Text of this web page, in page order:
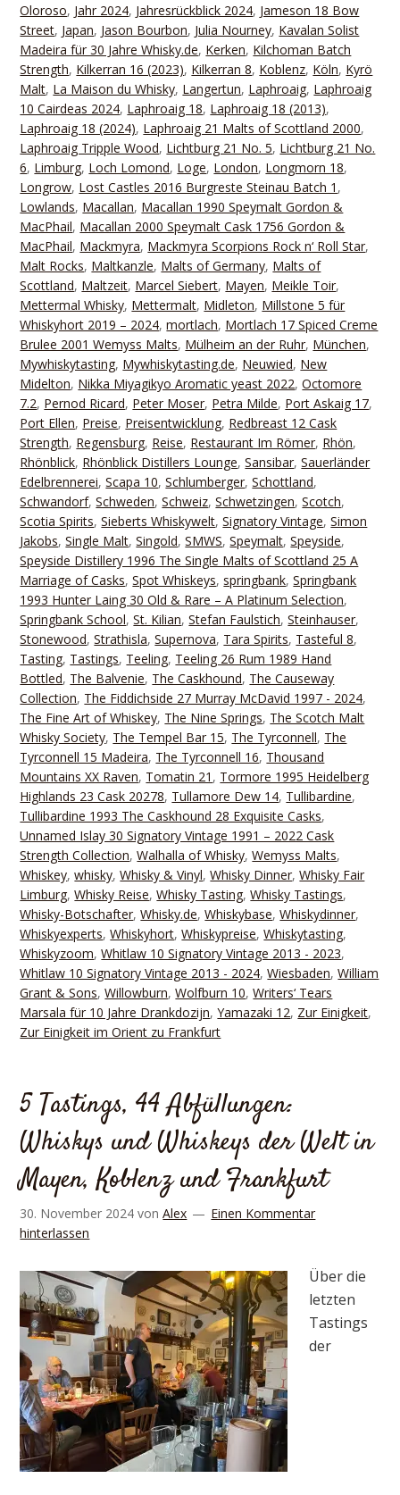
Oloroso, Jahr 2024, Jahresrückblick 2024, Jameson 18 Bow
Street, Japan, Jason Bourbon, Julia Nourney, Kavalan Solist
Madeira für 30 Jahre Whisky.de, Kerken, Kilchoman Batch
Strength, Kilkerran 16 (2023), Kilkerran 8, Koblenz, Köln, Kyrö
Malt, La Maison du Whisky, Langertun, Laphroaig, Laphroaig
10 Cairdeas 2024, Laphroaig 18, Laphroaig 18 (2013),
Laphroaig 18 (2024), Laphroaig 21 Malts of Scottland 2000,
Laphroaig Tripple Wood, Lichtburg 21 No. 5, Lichtburg 21 No.
6, Limburg, Loch Lomond, Loge, London, Longmorn 18,
Longrow, Lost Castles 2016 Burgreste Steinau Batch 1 ,
Lowlands, Macallan, Macallan 1990 Speymalt Gordon &
MacPhail, Macallan 2000 Speymalt Cask 1756 Gordon &
MacPhail, Mackmyra, Mackmyra Scorpions Rock n‘ Roll Star,
Malt Rocks, Maltkanzle, Malts of Germany, Malts of
Scottland, Maltzeit, Marcel Siebert, Mayen, Meikle Toir,
Mettermal Whisky, Mettermalt, Midleton, Millstone 5 für
Whiskyhort 2019 – 2024,mortlach, Mortlach 17 Spiced Creme
Brulee 2001 Wemyss Malts, Mülheim an der Ruhr, München,
Mywhiskytasting, Mywhiskytasting.de, Neuwied, New
Midelton, Nikka Miyagikyo Aromatic yeast 2022,Octomore
7.2, Pernod Ricard, Peter Moser, Petra Milde, Port Askaig 17,
Port Ellen, Preise, Preisentwicklung, Redbreast 12 Cask
Strength, Regensburg, Reise, Restaurant Im Römer, Rhön,
Rhönblick, Rhönblick Distillers Lounge,Sansibar,Sauerländer
Edelbrennerei,Scapa 10,Schlumberger,Schottland,
Schwandorf,Schweden,Schweiz,Schwetzingen,Scotch,
Scotia Spirits,Sieberts Whiskywelt,Signatory Vintage,Simon
Jakobs,Single Malt,Singold,SMWS,Speymalt,Speyside,
Speyside Distillery 1996 The Single Malts of Scottland 25 A
Marriage of Casks,Spot Whiskeys,springbank,Springbank
1993 Hunter Laing 30 Old & Rare – A Platinum Selection,
Springbank School,St. Kilian,Stefan Faulstich,Steinhauser,
Stonewood,Strathisla,Supernova, Tara Spirits, Tasteful 8,
Tasting, Tastings, Teeling, Teeling 26 Rum 1989 Hand
Bottled, The Balvenie, The Caskhound, The Causeway
Collection, The Fiddichside 27 Murray McDavid 1997 - 2024,
The Fine Art of Whiskey, The Nine Springs, The Scotch Malt
Whisky Society, The Tempel Bar 15, The Tyrconnell, The
Tyrconnell 15 Madeira, The Tyrconnell 16, Thousand
Mountains XX Raven, Tomatin 21 , Tormore 1995 Heidelberg
Highlands 23 Cask 20278, Tullamore Dew 14, Tullibardine,
Tullibardine 1993 The Caskhound 28 Exquisite Casks,
Unnamed Islay 30 Signatory Vintage 1991 – 2022 Cask
Strength Collection,Walhalla of Whisky,Wemyss Malts,
Whiskey,whisky,Whisky & Vinyl,Whisky Dinner,Whisky Fair
Limburg,Whisky Reise,Whisky Tasting,Whisky Tastings,
Whisky-Botschafter,Whisky.de,Whiskybase,Whiskydinner,
Whiskyexperts,Whiskyhort,Whiskypreise,Whiskytasting,
Whiskyzoom,Whitlaw 10 Signatory Vintage 2013 - 2023,
Whitlaw 10 Signatory Vintage 2013 - 2024,Wiesbaden,William
Grant & Sons,Willowburn,Wolfburn 10,Writers‘ Tears
Marsala für 10 Jahre Drankdozijn,Yamazaki 12, Zur Einigkeit,
Zur Einigkeit im Orient zu Frankfurt
5 Tastings, 44 Abfüllungen:
Whiskys und Whiskeys der Welt in
Mayen, Koblenz und Frankfurt
30. November 2024 vonAlex
Einen Kommentar
hinterlassen
Über die
letzten
Tastings
der